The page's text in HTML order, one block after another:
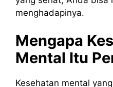
menghadapinya.
Mengapa
Mental Itu
Kesehatan mental